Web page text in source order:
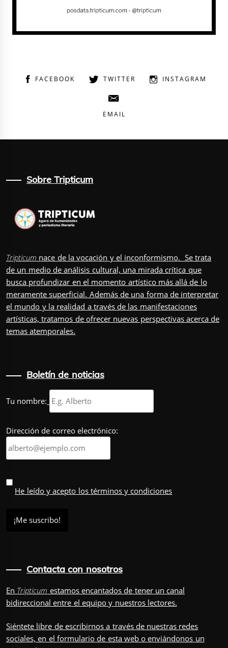
FACEBOOK TWITTER INSTAGRAM
EMAIL
Sobre Tripticum
Tripticum nace de la vocación y el inconformismo. Se trata
de un medio de análisis cultural, una mirada crítica que
busca profundizar en el momento artístico más allá de lo
meramente superficial. Además de una forma de interpretar
el mundo y la realidad a través de las manifestaciones
artísticas, tratamos de ofrecer nuevas perspectivas acerca de
temas atemporales.
Boletín de noticias
Tu nombre:
Dirección de correo electrónico:
He leído y acepto los términos y condiciones
Contacta con nosotros
En Tripticum estamos encantados de tener un canal
bidireccional entre el equipo y nuestros lectores.
Siéntete libre de escribirnos a través de nuestras redes
sociales, en el formulariode esta web o enviándonos un